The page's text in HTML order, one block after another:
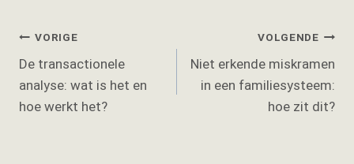
Bericht
navigatie
VORIGE
De transactionele
analyse: wat is het en
hoe werkt het?
VOLGENDE
Niet erkende miskramen
in een familiesysteem:
hoe zit dit?